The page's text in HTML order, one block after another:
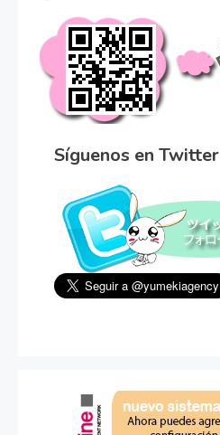
Síguenos en Twitter